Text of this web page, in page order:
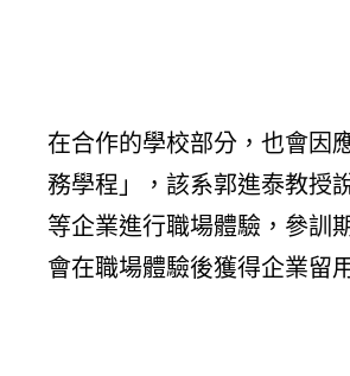
在合作的學校部分，也會因
務學程」，該系郭進泰教授
等企業進行職場體驗，參訓
會在職場體驗後獲得企業留